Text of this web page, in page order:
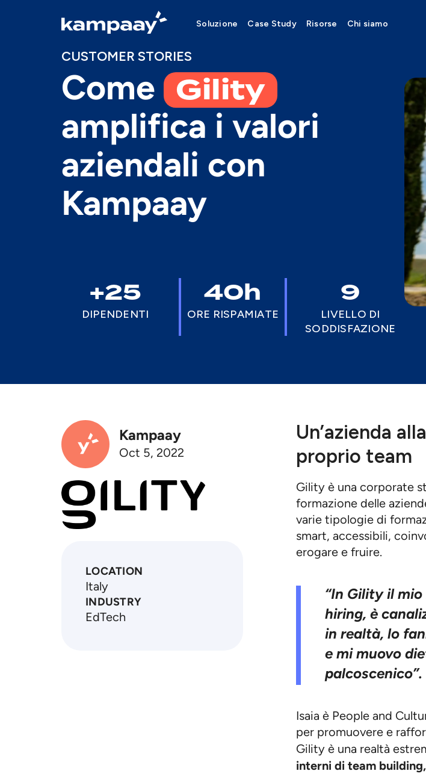
Soluzione Case Study Risorse Chi siamo
CUSTOMER STORIES
Come Gility
amplifica i valori
aziendali con
Kampaay
+25
DIPENDENTI
40h
ORE RISPAMIATE
9
LIVELLO DI
SODDISFAZIONE
Kampaay
Oct 5, 2022
LOCATION
Italy
INDUSTRY
EdTech
Un’azienda
proprio team
Gility è una corporate
formazione delle
varie tipologie di
smart, accessibili,
erogare e fruire.
“In Gility il
hiring, è
in realtà, lo
e mi muovo
palcoscenico”.
Isaia è People and
per promuovere e
Gility è una realtà
interni di team building,